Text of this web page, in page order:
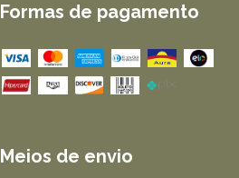
Formas de pagamento
Meios de envio